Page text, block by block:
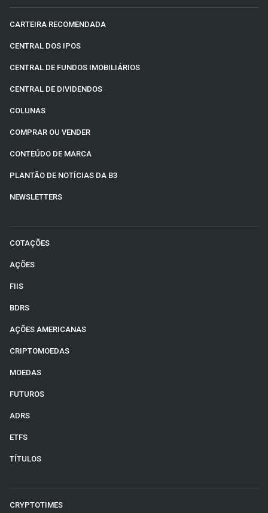
CARTEIRA RECOMENDADA
CENTRAL DOS IPOS
CENTRAL DE FUNDOS IMOBILIÁRIOS
CENTRAL DE DIVIDENDOS
COLUNAS
COMPRAR OU VENDER
CONTEÚDO DE MARCA
PLANTÃO DE NOTÍCIAS DA B3
NEWSLETTERS
COTAÇÕES
AÇÕES
FIIS
BDRS
AÇÕES AMERICANAS
CRIPTOMOEDAS
MOEDAS
FUTUROS
ADRS
ETFS
TÍTULOS
CRYPTOTIMES